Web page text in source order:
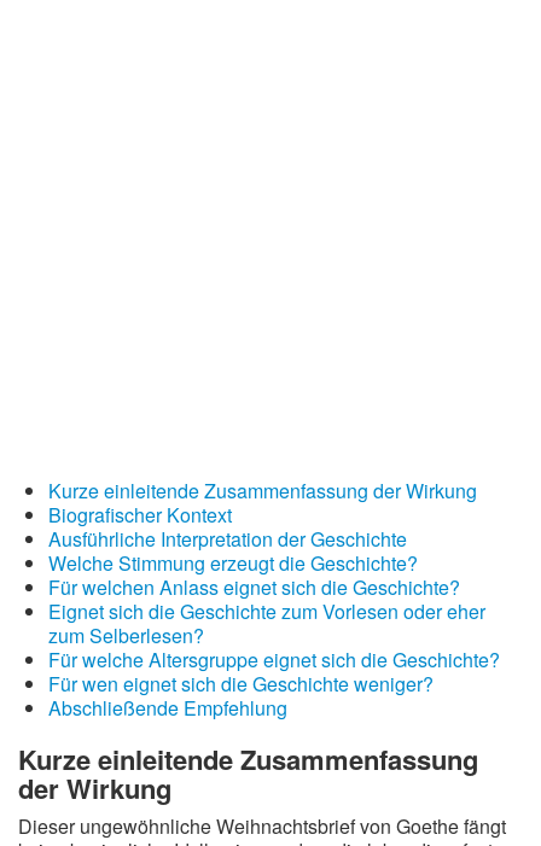
Kurze einleitende Zusammenfassung der Wirkung
Biografischer Kontext
Ausführliche Interpretation der Geschichte
Welche Stimmung erzeugt die Geschichte?
Für welchen Anlass eignet sich die Geschichte?
Eignet sich die Geschichte zum Vorlesen oder eher
zum Selberlesen?
Für welche Altersgruppe eignet sich die Geschichte?
Für wen eignet sich die Geschichte weniger?
Abschließende Empfehlung
Kurze einleitende Zusammenfassung
der Wirkung
Dieser ungewöhnliche Weihnachtsbrief von Goethe fängt